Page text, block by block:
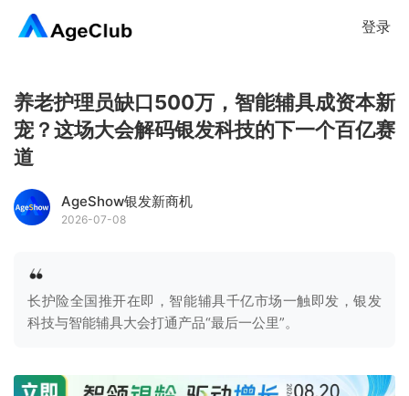
登录
养老护理员缺口500万，智能辅具成资本新
宠？这场大会解码银发科技的下一个百亿赛
道
AgeShow银发新商机
2026-07-08
长护险全国推开在即，智能辅具千亿市场一触即发，银发
科技与智能辅具大会打通产品“最后一公里”。